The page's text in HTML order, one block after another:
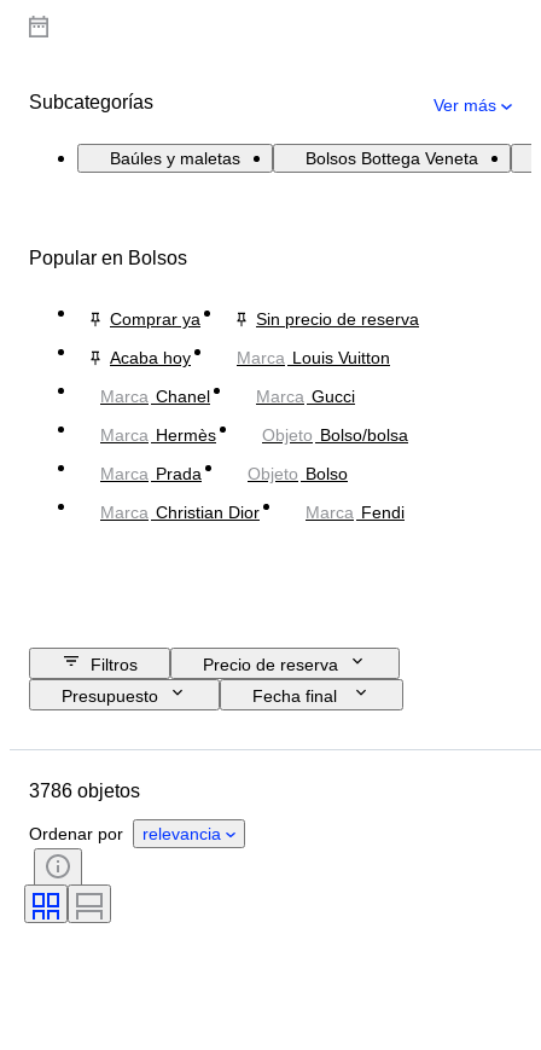
Subcategorías Ver más
Baúles y maletas Bolsos Bottega Veneta
Popular en Bolsos
Comprar ya
Sin precio de reserva
Acaba hoy
Marca Louis Vuitton
Marca Chanel Marca Gucci
Marca Hermès Objeto Bolso/bolsa
Marca Prada Objeto Bolso
Marca Christian Dior Marca Fendi
Filtros
Precio de reserva
Presupuesto
Fecha final
País de origen
Estado
Color
Accesorios incluidos
Motivo
Tamaño del artículo
3786 objetos
Ordenar por relevancia